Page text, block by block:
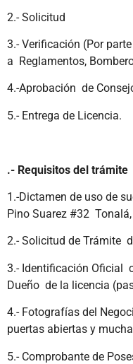
2.- Solicitud
3.- Verificación (Por
a Reglamentos,
4.-Aprobación de
5.- Entrega de Licencia.
.- Requisitos del trámite
1.-Dictamen de uso de
Pino Suarez #32 Tonalá,
2.- Solicitud de Trámite
3.- Identificación Oficial
Dueño de la licencia
4.- Fotografías del
puertas abiertas y
5.- Comprobante de